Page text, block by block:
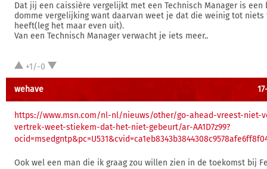
Dat jij een caissière vergelijkt met een Technisch Manager is een
domme vergelijking want daarvan weet je dat die weinig tot niets
heeft(leg het maar even uit).
Van een Technisch Manager verwacht je iets meer..
+1/-0
wehave
https://www.msn.com/nl-nl/nieuws/other/go-ahead-vreest-niet-
vertrek-weet-stiekem-dat-het-niet-gebeurt/ar-AA1D7z99?
Ook wel een man die ik graag zou willen zien in de toekomst bij